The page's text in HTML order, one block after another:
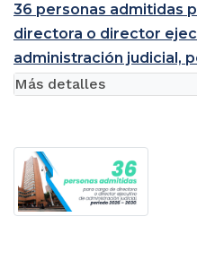
36 personas admitidas
directora o director
administración judicial,
Más detalles